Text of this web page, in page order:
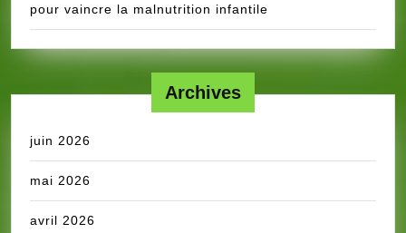
pour vaincre la malnutrition infantile
Archives
juin 2026
mai 2026
avril 2026